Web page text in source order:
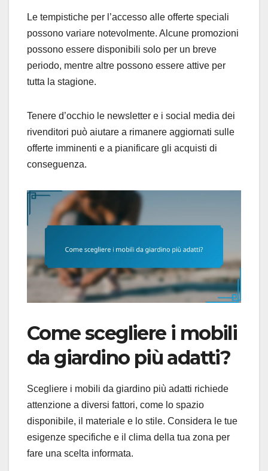
Le tempistiche per l’accesso alle offerte speciali
possono variare notevolmente. Alcune promozioni
possono essere disponibili solo per un breve
periodo, mentre altre possono essere attive per
tutta la stagione.
Tenere d’occhio le newsletter e i social media dei
rivenditori può aiutare a rimanere aggiornati sulle
offerte imminenti e a pianificare gli acquisti di
conseguenza.
Come scegliere i mobili
da giardino più adatti?
Scegliere i mobili da giardino più adatti richiede
attenzione a diversi fattori, come lo spazio
disponibile, il materiale e lo stile. Considera le tue
esigenze specifiche e il clima della tua zona per
fare una scelta informata.